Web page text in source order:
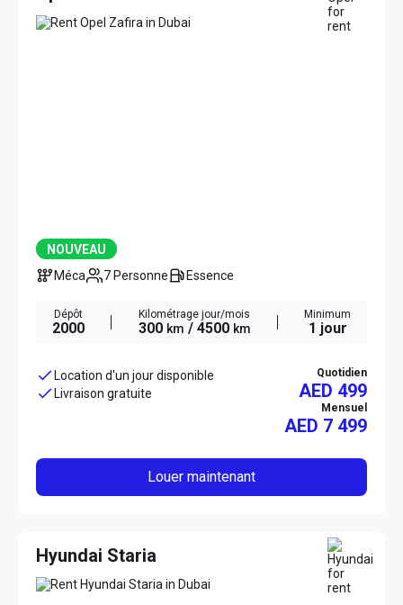
NOUVEAU
Méca
7 Personne Essence
Dépôt
2000
Kilométrage jour/mois
300 km / 4500 km
Minimum
1 jour
Location d'un jour disponible
Livraison gratuite
Quotidien
AED 499
Mensuel
AED 7 499
Louer maintenant
Hyundai Staria